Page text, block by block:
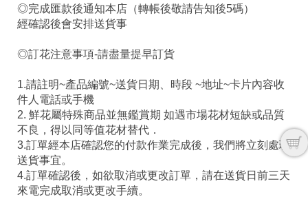
◎完成匯款後通知本店（轉帳後敬請告知後5碼）
經確認後會安排送貨事
◎訂花注意事項-請盡量提早訂貨
1.請註明~產品編號~送貨日期、時段 ~地址~卡片內容收
件人電話或手機
2. 鮮花屬特殊商品並無鑑賞期 如遇市場花材短缺或品質
不良，得以同等值花材替代．
3.訂單經本店確認您的付款作業完成後，我們將立刻處理
送貨事宜。
4.訂單確認後，如欲取消或更改訂單，請在送貨日前三天
來電完成取消或更改手續。